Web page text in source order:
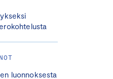
luonnoksesta